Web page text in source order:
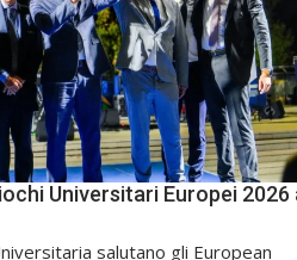
Universitari Europei 2026
salutano gli European